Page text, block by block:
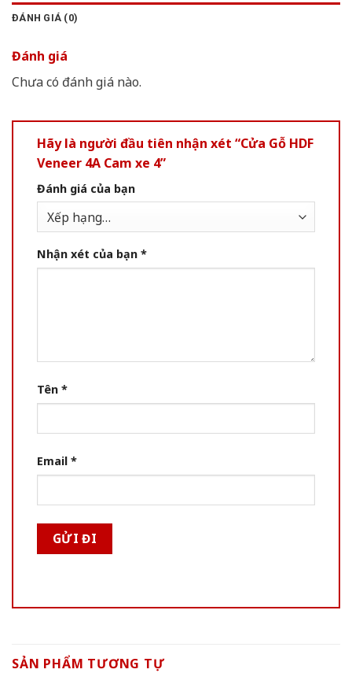
ĐÁNH GIÁ (0)
Đánh giá
Chưa có đánh giá nào.
Hãy là người đầu tiên nhận xét “Cửa Gỗ HDF
Veneer 4A Cam xe 4”
Đánh giá của bạn
Nhận xét của bạn *
Tên *
Email *
SẢN PHẨM TƯƠNG TỰ